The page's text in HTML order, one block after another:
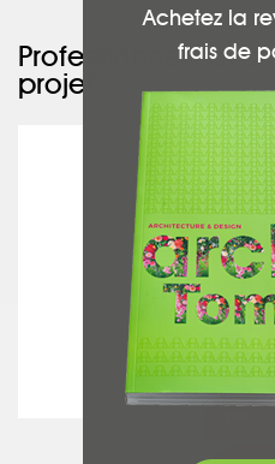
Professionnels
projet :
Achetez la
frais de